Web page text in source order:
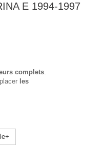
E 1994-1997
complets.
les